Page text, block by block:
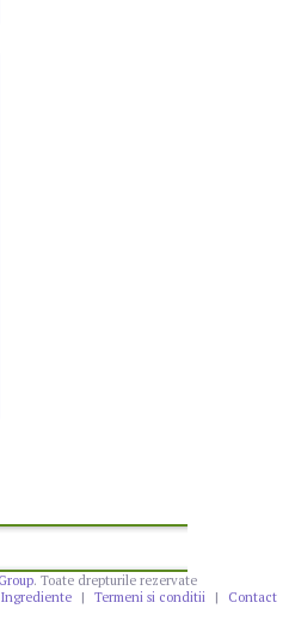
. Toate drepturile rezervate
Ingrediente | Termeni si conditii | Contact